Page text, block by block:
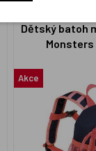
Dětský batoh
Monsters
Akce